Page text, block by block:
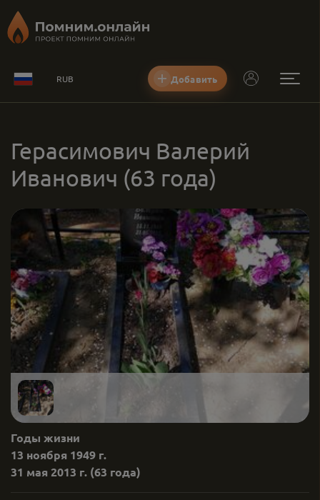
RUB Добавить
Герасимович Валерий
Иванович (63 года)
Годы жизни
13 ноября 1949 г.
31 мая 2013 г. (63 года)